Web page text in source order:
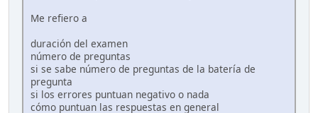
Me refiero a
duración del examen
número de preguntas
si se sabe número de preguntas de la batería de
pregunta
si los errores puntuan negativo o nada
cómo puntuan las respuestas en general